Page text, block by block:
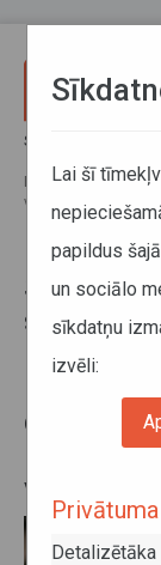
Sākums
Dienvidkurzemes,
vilcienu pieturām,
sēde:
vilcienos
Lai šī
papildus
un sociālo
sīkdatņu
izvēli: